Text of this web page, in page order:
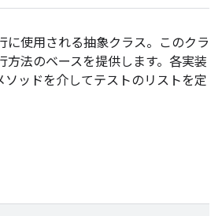
に使用される抽象クラス。このクラ
方法のベースを提供します。各実装
ソッドを介してテストのリストを定